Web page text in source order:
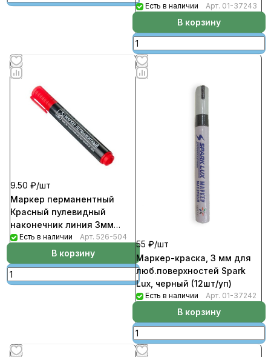
Есть в наличии Арт. 01-37243
В корзину
9.50 ₽/шт
Маркер перманентный
Красный пулевидный
наконечник линия 3мм
(24шт/уп)
Есть в наличии Арт. 526-504
В корзину
55 ₽/шт
Маркер-краска, 3 мм для
люб.поверхностей Spark
Lux, черный (12шт/уп)
Есть в наличии Арт. 01-37242
В корзину